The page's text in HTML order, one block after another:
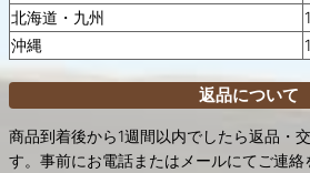
北海道・九州
沖縄
返品について
商品到着後から1週間以内でしたら返品・
す。事前にお電話またはメールにてご連絡